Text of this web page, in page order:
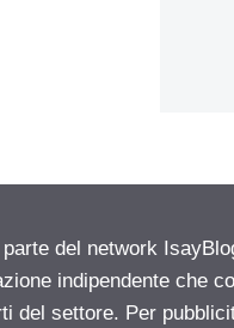
parte del network
indipendente che
del settore. Per